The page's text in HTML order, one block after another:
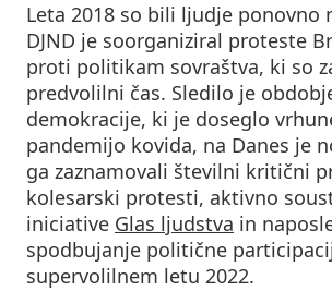
Leta 2018 so bili ljudje ponovno
DJND je soorganiziral proteste
proti politikam sovraštva, ki so
predvolilni čas. Sledilo je
demokracije, ki je doseglo
pandemijo kovida, na Danes je
ga zaznamovali številni kritični
kolesarski protesti, aktivno
iniciative Glas ljudstva in
spodbujanje politične
supervolilnem letu 2022.